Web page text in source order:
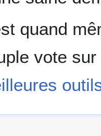
quand
vote